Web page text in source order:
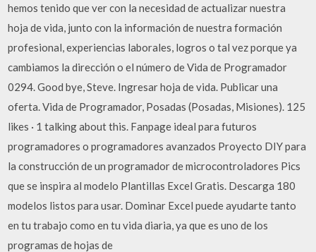
hemos tenido que ver con la necesidad de actualizar nuestra
hoja de vida, junto con la información de nuestra formación
profesional, experiencias laborales, logros o tal vez porque ya
cambiamos la dirección o el número de Vida de Programador
0294. Good bye, Steve. Ingresar hoja de vida. Publicar una
oferta. Vida de Programador, Posadas (Posadas, Misiones). 125
likes · 1 talking about this. Fanpage ideal para futuros
programadores o programadores avanzados Proyecto DIY para
la construcción de un programador de microcontroladores Pics
que se inspira al modelo Plantillas Excel Gratis. Descarga 180
modelos listos para usar. Dominar Excel puede ayudarte tanto
en tu trabajo como en tu vida diaria, ya que es uno de los
programas de hojas de